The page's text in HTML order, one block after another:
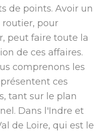
de points. Avoir un
routier, pour
peut faire toute la
de ces affaires.
comprenons les
ces
tant sur le plan
Dans l'Indre et
de Loire, qui est le